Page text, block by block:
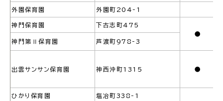
各種相談窓口 担当窓口
外園保育園 外園町204-1
神門保育園
下古志町475
●
神門第Ⅱ保育園
芦渡町978-3
出雲サンサン保育園 神西沖町1315 ●
ひかり保育園 塩冶町338-1